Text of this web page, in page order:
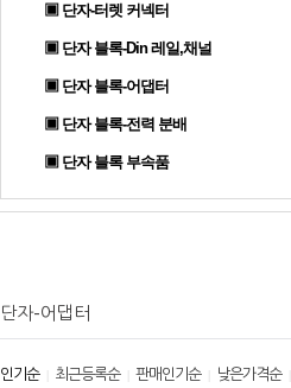
▣ 단자-터렛 커넥터
▣ 단자 블록-Din 레일,채널
▣ 단자 블록-어댑터
▣ 단자 블록-전력 분배
▣ 단자 블록 부속품
단자-어댑터
인기순| 최근등록순| 판매인기순| 낮은가격순|